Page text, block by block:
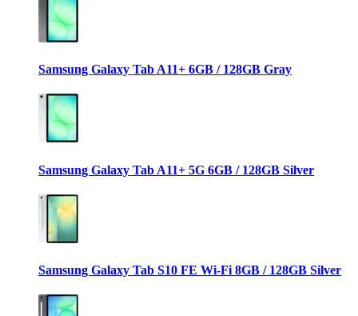
Samsung Galaxy Tab A11+ 6GB / 128GB Gray
Samsung Galaxy Tab A11+ 5G 6GB / 128GB Silver
Samsung Galaxy Tab S10 FE Wi-Fi 8GB / 128GB Silver